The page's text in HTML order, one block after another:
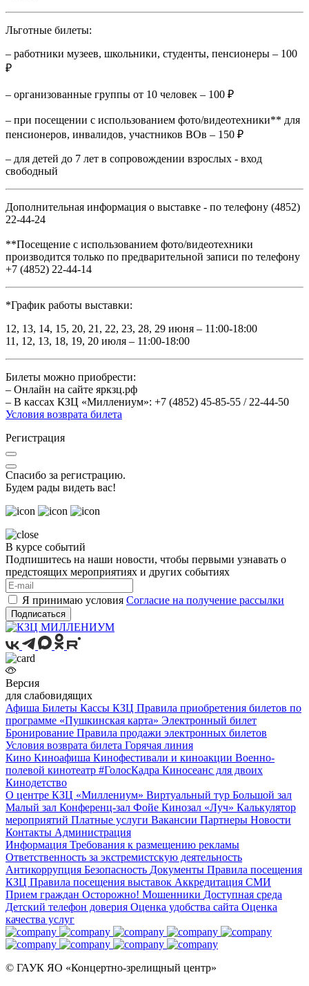
Льготные билеты:
– работники музеев, школьники, студенты, пенсионеры – 100
₽
– организованные группы от 10 человек – 100 ₽
– при посещении с использованием фото/видеотехники** для
пенсионеров, инвалидов, участников ВОв – 150 ₽
– для детей до 7 лет в сопровождении взрослых - вход
свободный
Дополнительная информация о выставке - по телефону (4852)
22-44-24
**Посещение с использованием фото/видеотехники
производится только по предварительной записи по телефону
+7 (4852) 22-44-14
*График работы выставки:
12, 13, 14, 15, 20, 21, 22, 23, 28, 29 июня – 11:00-18:00
11, 12, 13, 18, 19, 20 июля – 11:00-18:00
Билеты можно приобрести:
– Онлайн на сайте яркзц.рф
– В кассах КЗЦ «Миллениум»: +7 (4852) 45-85-55 / 22-44-50
Условия возврата билета
Регистрация
Спасибо за регистрацию.
Будем рады видеть вас!
В курсе событий
Подпишитесь на наши новости, чтобы первыми узнавать о
предстоящих мероприятиях и других событиях
Я принимаю условия Согласие на получение рассылки
Подписаться
Версия
для слабовидящих
Афиша Билеты Кассы КЗЦ Правила приобретения билетов по
программе «Пушкинская карта» Электронный билет
Бронирование Правила продажи электронных билетов
Условия возврата билета Горячая линия
Кино Киноафиша Кинофестивали и киноакции Военно-
полевой кинотеатр #ГолосКадра Киносеанс для двоих
Кинодетство
О центре КЗЦ «Миллениум» Виртуальный тур Большой зал
Малый зал Конференц-зал Фойе Кинозал «Луч» Калькулятор
мероприятий Платные услуги Вакансии Партнеры Новости
Контакты Администрация
Информация Требования к размещению рекламы
Ответственность за экстремистскую деятельность
Антикоррупция Безопасность Документы Правила посещения
КЗЦ Правила посещения выставок Аккредитация СМИ
Прием граждан Осторожно! Мошенники Доступная среда
Детский телефон доверия Оценка удобства сайта Оценка
качества услуг
© ГАУК ЯО «Концертно-зрелищный центр»